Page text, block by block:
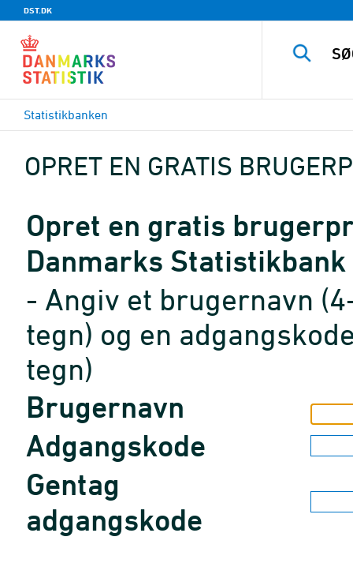
DST.DK
Statistikbanken
OPRET EN GRATIS
Opret en gratis
Danmarks Statistikbank
- Angiv et brugernavn
tegn) og en
tegn)
Brugernavn
Adgangskode
Gentag
adgangskode